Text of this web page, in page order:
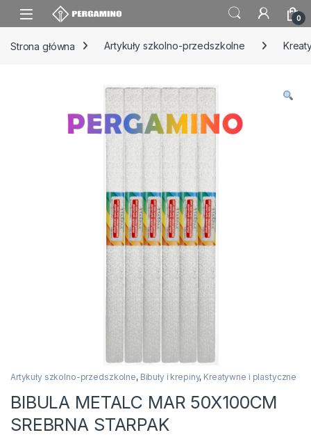
Skip to navigation
Skip to content
0
Strona główna Artykuły szkolno-przedszkolne
Artykuły szkolno-przedszkolne, Bibuły i krepiny, Kreatywne i plastyczne
BIBULA METALC MAR 50X100CM
SREBRNA STARPAK